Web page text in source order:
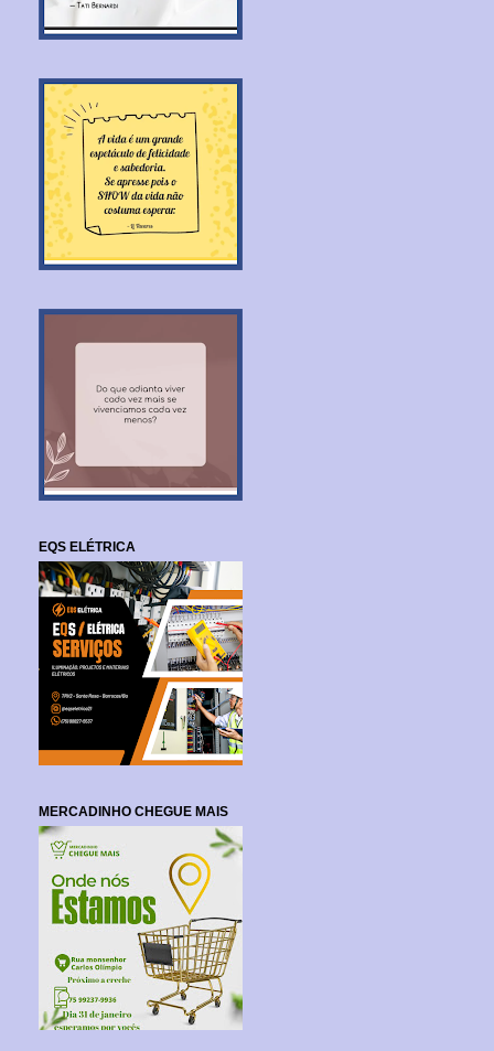
EQS ELÉTRICA
MERCADINHO CHEGUE MAIS